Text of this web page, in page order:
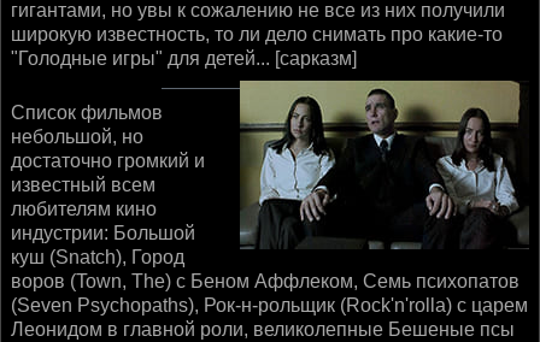
гигантами, но увы к сожалению не все из них получили
широкую известность, то ли дело снимать про какие-то
"Голодные игры" для детей... [сарказм]
Список фильмов
небольшой, но
достаточно громкий и
известный всем
любителям кино
индустрии: Большой
куш (Snatch), Город
воров (Town, The) с Беном Аффлеком, Семь психопатов
(Seven Psychopaths), Рок-н-рольщик (Rock'n'rolla) с царем
Леонидом в главной роли, великолепные Бешеные псы